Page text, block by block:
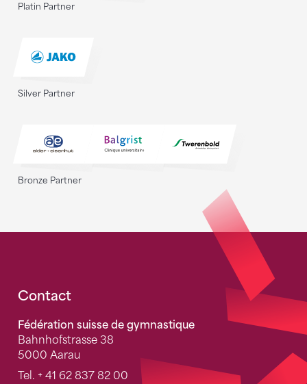
Platin Partner
Silver Partner
Bronze Partner
Fusszeile
Contact
Fédération suisse de gymnastique
Bahnhofstrasse 38
5000 Aarau
Tel. + 41 62 837 82 00